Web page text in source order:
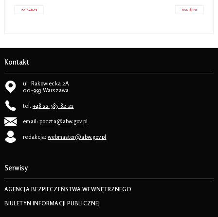
POPRZEDNI NASTĘPNY
Kontakt
ul. Rakowiecka 2A
00-993 Warszawa
tel. +48 22 585-82-21
email:poczta@abw.gov.pl
redakcja:webmaster@abw.gov.pl
Serwisy
AGENCJA BEZPIECZEŃSTWA WEWNĘTRZNEGO
BIULETYN INFORMACJI PUBLICZNEJ